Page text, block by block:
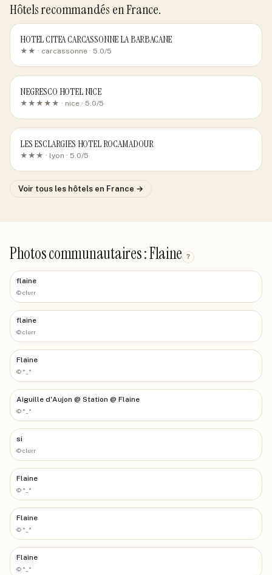
Hôtels recommandés en France.
HOTEL CITEA CARCASSONNE LA BARBACANE
★★ · carcassonne · 5.0/5
NEGRESCO HOTEL NICE
★★★★★ · nice · 5.0/5
LES ESCLARGIES HOTEL ROCAMADOUR
★★★ · lyon · 5.0/5
Voir tous les hôtels en France →
Photos communautaires : Flaine ?
flaine
©clurr
flaine
©clurr
Flaine
© *_*
Aiguille d'Aujon @ Station @ Flaine
© *_*
si
©clurr
Flaine
© *_*
Flaine
© *_*
Flaine
© *_*